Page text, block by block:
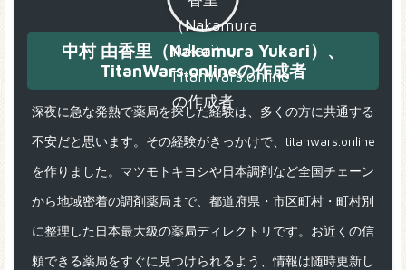
中村 由香里（Nakamura Yukari）、
TitanWars.onlineの作成者
深夜に急な発熱で薬局を探した経験は、多くの方に共通する
不安だと思います。その経験がきっかけで、titanwars.online
を作りました。マツモトキヨシや日本調剤など全国チェーン
から地域密着の調剤薬局まで、都道府県・市区町村・町村別
に整理した日本最大級の薬局ディレクトリです。お近くの信
頼できる薬局をすぐに見つけられるよう、情報は随時更新し